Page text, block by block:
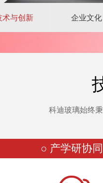
科迪玻璃始终
○ 产学研协同
术与创新 企业文化